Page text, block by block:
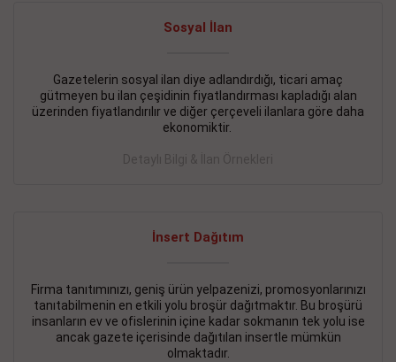
Sosyal İlan
Gazetelerin sosyal ilan diye adlandırdığı, ticari amaç
gütmeyen bu ilan çeşidinin fiyatlandırması kapladığı alan
üzerinden fiyatlandırılır ve diğer çerçeveli ilanlara göre daha
ekonomiktir.
Detaylı Bilgi & İlan Örnekleri
İnsert Dağıtım
Firma tanıtımınızı, geniş ürün yelpazenizi, promosyonlarınızı
tanıtabilmenin en etkili yolu broşür dağıtmaktır. Bu broşürü
insanların ev ve ofislerinin içine kadar sokmanın tek yolu ise
ancak gazete içerisinde dağıtılan insertle mümkün
olmaktadır.
İŞYERİ KİRALIK İlanı - 11.09.2018
BEYLİKDÜZÜ Kavaklıda 4 katlı bina
DEVREMÜLK KİRALIK İlanı- 11.09.2018
SİNYE Tekstile Şoförlüğü olan 35 yaşını aşmamış, Depo
elemanı alınacaktır. Osmanbey, Şişli